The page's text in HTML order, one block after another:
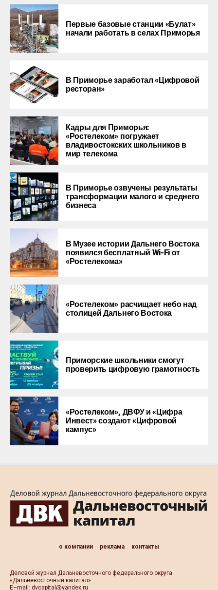
Первые базовые станции «Булат»
начали работать в селах Приморья
В Приморье заработал «Цифровой
ресторан»
Кадры для Приморья:
«Ростелеком» погружает
владивостокских школьников в
мир телекома
В Приморье озвучены результаты
трансформации малого и среднего
бизнеса
В Музее истории Дальнего Востока
появился бесплатный Wi-Fi от
«Ростелекома»
«Ростелеком» расчищает небо над
столицей Дальнего Востока
Приморские школьники смогут
проверить цифровую грамотность
«Ростелеком», ДВФУ и «Цифра
Инвест» создают «Цифровой
кампус»
о компании реклама контакты
Деловой журнал Дальневосточного федерального округа
«Дальневосточный капитал»
Е–mail: dvcapital@yandex.ru